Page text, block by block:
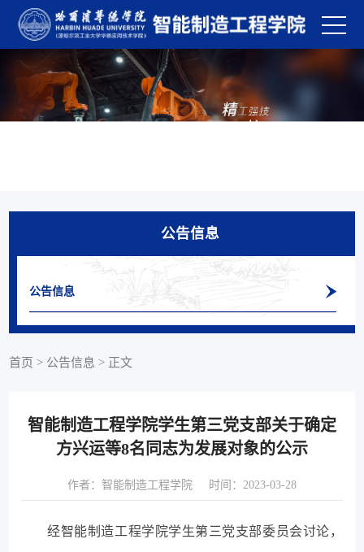
公告信息
公告信息
首页 > 公告信息 > 正文
智能制造工程学院学生第三党支部关于确定
方兴运等8名同志为发展对象的公示
作者：智能制造工程学院 时间：2023-03-28
经智能制造工程学院学生第三党支部委员会讨论，